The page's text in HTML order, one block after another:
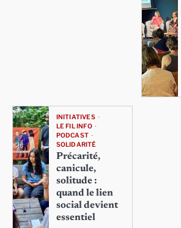
INITIATIVES
LE FIL INFO
PODCAST
SOLIDARITÉ
Précarité,
canicule,
solitude :
quand le lien
social devient
essentiel